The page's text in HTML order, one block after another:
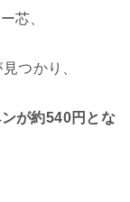
芯、
つかり、
が約540円とな